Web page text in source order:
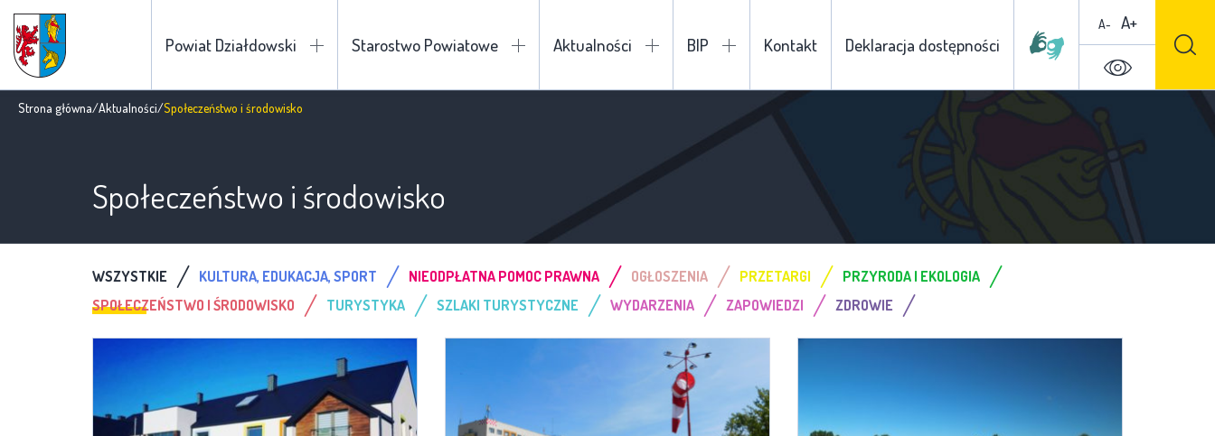
Powiat Działdowski Starostwo Powiatowe Aktualności BIP Kontakt Deklaracja dostępności
A- A+
Strona główna/Aktualności/Społeczeństwo i środowisko
Społeczeństwo i środowisko
WSZYSTKIE / KULTURA, EDUKACJA, SPORT / NIEODPŁATNA POMOC PRAWNA / OGŁOSZENIA / PRZETARGI / PRZYRODA I EKOLOGIA /
SPOŁECZEŃSTWO I ŚRODOWISKO / TURYSTYKA / SZLAKI TURYSTYCZNE / WYDARZENIA / ZAPOWIEDZI / ZDROWIE /